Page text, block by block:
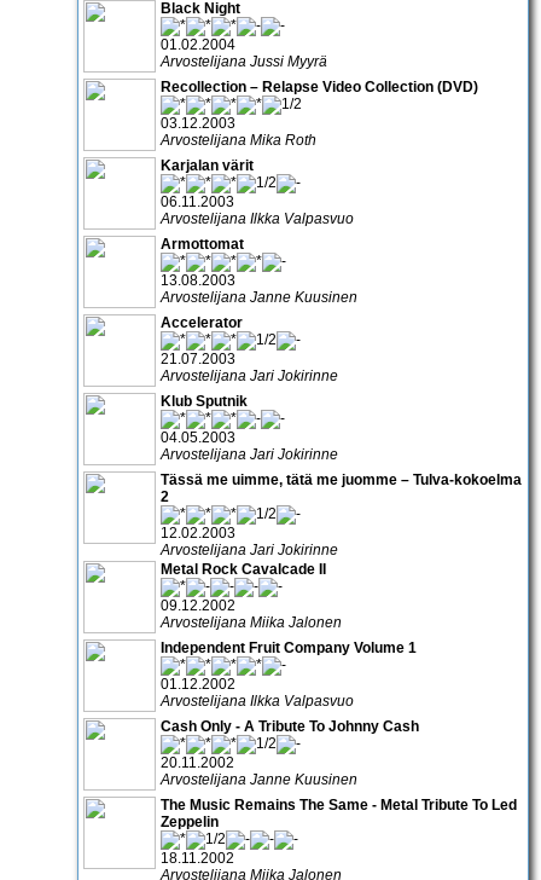
Black Night
01.02.2004
Arvostelijana Jussi Myyrä
Recollection – Relapse Video Collection (DVD)
03.12.2003
Arvostelijana Mika Roth
Karjalan värit
06.11.2003
Arvostelijana Ilkka Valpasvuo
Armottomat
13.08.2003
Arvostelijana Janne Kuusinen
Accelerator
21.07.2003
Arvostelijana Jari Jokirinne
Klub Sputnik
04.05.2003
Arvostelijana Jari Jokirinne
Tässä me uimme, tätä me juomme – Tulva-kokoelma
2
12.02.2003
Arvostelijana Jari Jokirinne
Metal Rock Cavalcade II
09.12.2002
Arvostelijana Miika Jalonen
Independent Fruit Company Volume 1
01.12.2002
Arvostelijana Ilkka Valpasvuo
Cash Only - A Tribute To Johnny Cash
20.11.2002
Arvostelijana Janne Kuusinen
The Music Remains The Same - Metal Tribute To Led
Zeppelin
18.11.2002
Arvostelijana Miika Jalonen